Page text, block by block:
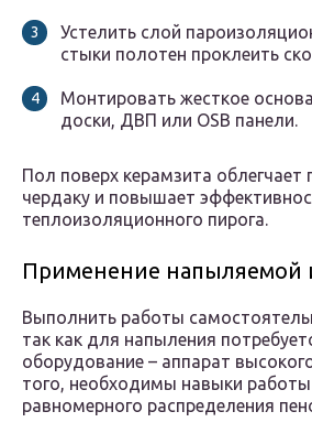
Устелить слой
стыки полотен проклеить
Монтировать жесткое
доски, ДВП или OSB панели.
Пол поверх керамзита облегчает
чердаку и повышает
теплоизоляционного пирога.
Применение напыляемой
Выполнить работы
так как для напыления
оборудование – аппарат
того, необходимы навыки работы
равномерного распределения